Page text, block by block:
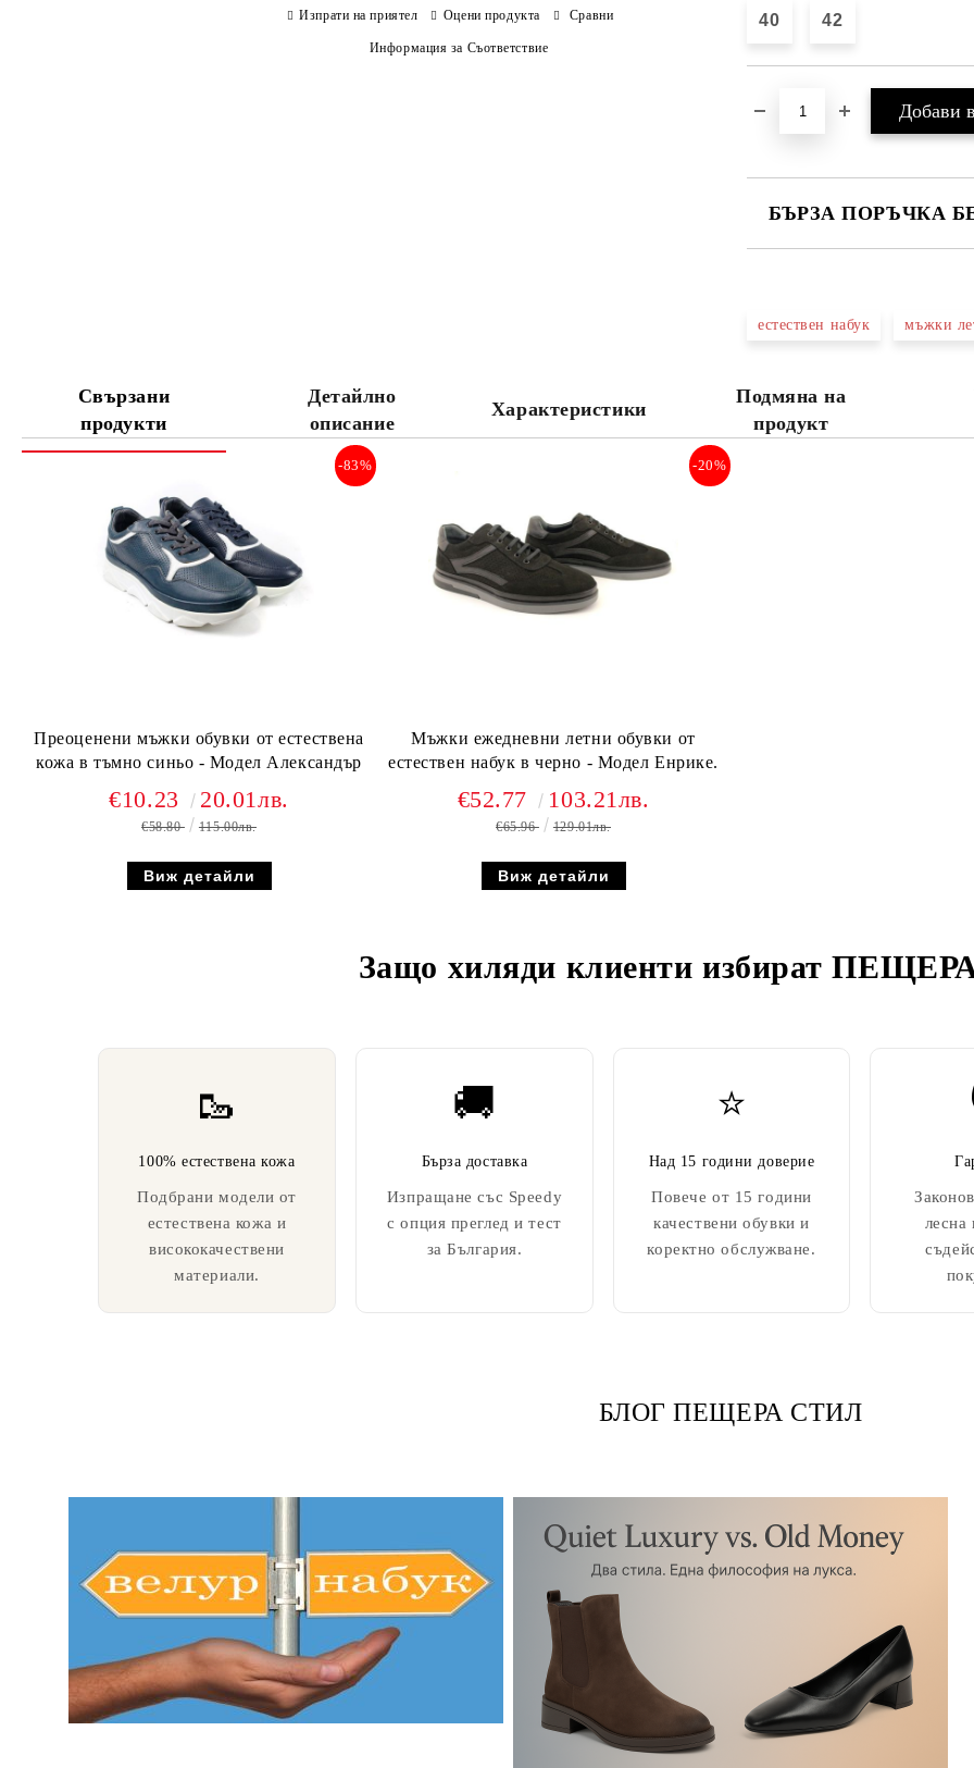
40 42
БЪРЗА ПОРЪЧКА
естествен набук мъжки
Изпрати на приятел Оцени продукта Сравни
Информация за Съответствие
Свързани
продукти
Детайлно
описание
Характеристики
Подмяна на
продукт
Преоценени мъжки обувки от естествена
кожа в тъмно синьо - Модел Александър
-83%
€10.23 20.01лв.
€58.80 115.00лв.
Виж детайли
Мъжки ежедневни летни обувки от
естествен набук в черно - Модел Енрике.
-20%
€52.77 103.21лв.
€65.96 129.01лв.
Виж детайли
Защо хиляди клиенти избират
🥾
100% естествена кожа
Подбрани модели от
естествена кожа и
висококачествени
материали.
🚚
Бърза доставка
Изпращане със Speedy
с опция преглед и тест
за България.
⭐
Над 15 години доверие
Повече от 15 години
качествени обувки и
коректно обслужване.
лесна
БЛОГ ПЕЩЕРА СТИЛ